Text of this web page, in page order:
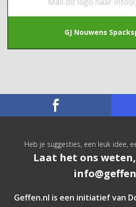
GJ Nouwens
Heb je suggesties, een leuk idee,
Laat het ons
Geffen.nl is een initiatief van